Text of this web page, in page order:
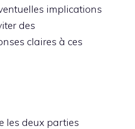
implications
des
claires à ces
les deux parties